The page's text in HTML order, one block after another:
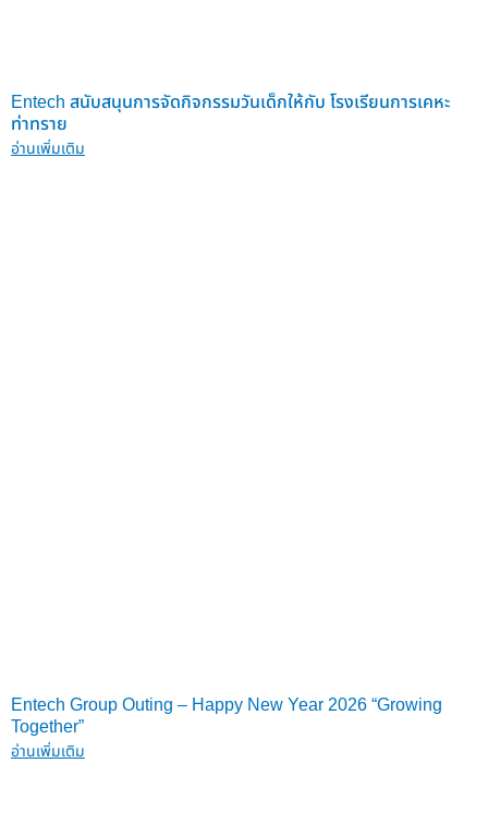
Entech สนับสนุนการจัดกิจกรรมวันเด็กให้กับ โรงเรียนการเคหะ
ท่าทราย
อ่านเพิ่มเติม
Entech Group Outing – Happy New Year 2026 “Growing
Together”
อ่านเพิ่มเติม